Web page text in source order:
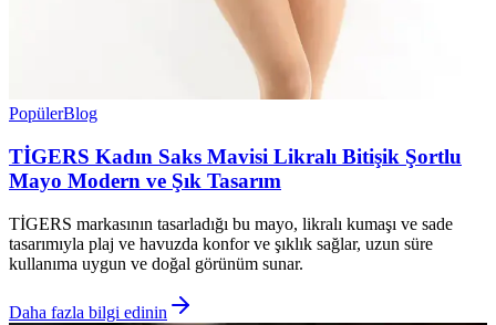
PopülerBlog
TİGERS Kadın Saks Mavisi Likralı Bitişik Şortlu
Mayo Modern ve Şık Tasarım
TİGERS markasının tasarladığı bu mayo, likralı kumaşı ve sade
tasarımıyla plaj ve havuzda konfor ve şıklık sağlar, uzun süre
kullanıma uygun ve doğal görünüm sunar.
Daha fazla bilgi edinin